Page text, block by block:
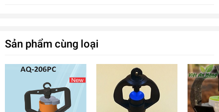
Sản phẩm cùng loại